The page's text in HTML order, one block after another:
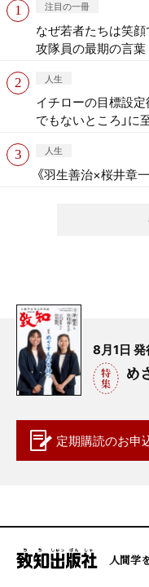
注目の一冊
なぜ若者たちは笑
攻隊員の最期の言葉
人生
イチローの目標設
でもないところ」に
人生
《羽生善治×桜井章
8月1日
め
定期購読のお申
人間学